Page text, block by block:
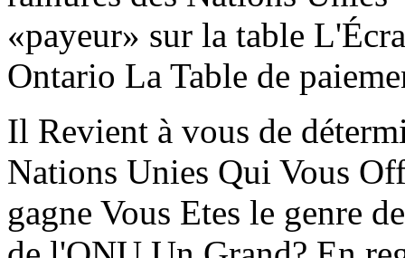
«payeur» sur la table
Ontario La Table de
Il Revient à vous de
Nations Unies Qui Vous
gagne Vous Etes le genre